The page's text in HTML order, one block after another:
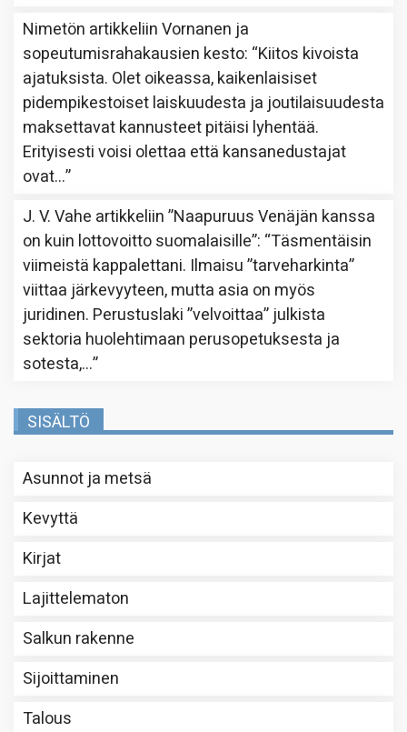
Nimetön artikkeliinVornanen ja
sopeutumisrahakausien kesto: “Kiitos kivoista
ajatuksista. Olet oikeassa, kaikenlaisiset
pidempikestoiset laiskuudesta ja joutilaisuudesta
maksettavat kannusteet pitäisi lyhentää.
Erityisesti voisi olettaa että kansanedustajat
ovat…”
J. V. Vahe artikkeliin”Naapuruus Venäjän kanssa
on kuin lottovoitto suomalaisille”: “Täsmentäisin
viimeistä kappalettani. Ilmaisu ”tarveharkinta”
viittaa järkevyyteen, mutta asia on myös
juridinen. Perustuslaki ”velvoittaa” julkista
sektoria huolehtimaan perusopetuksesta ja
sotesta,…”
SISÄLTÖ
Asunnot ja metsä
Kevyttä
Kirjat
Lajittelematon
Salkun rakenne
Sijoittaminen
Talous